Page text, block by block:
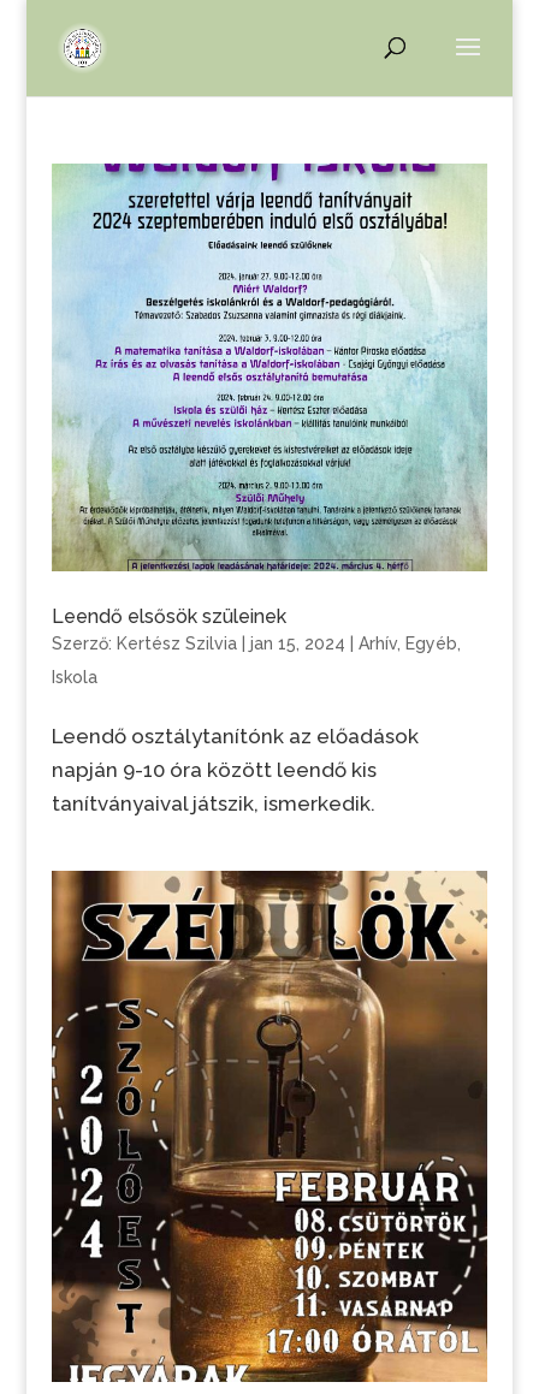
Leendő elsősök szüleinek
Szerző: Kertész Szilvia| jan 15, 2024 Arhív, Egyéb
Iskola
Leendő osztálytanítónk az előadások
napján 9-10 óra között leendő kis
tanítványaival játszik, ismerkedik.